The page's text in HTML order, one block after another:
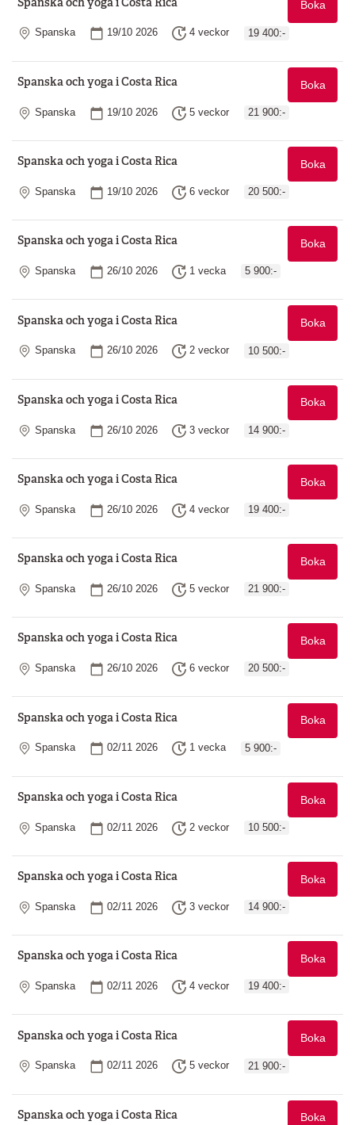
Boka
Plats
Spanska Startdatum
19/10 2026 Längd
4 veckor 19 400:-
Spanska och yoga i Costa Rica Boka
Plats
Spanska Startdatum
19/10 2026 Längd
5 veckor 21 900:-
Spanska och yoga i Costa Rica Boka
Plats
Spanska Startdatum
19/10 2026 Längd
6 veckor 20 500:-
Spanska och yoga i Costa Rica Boka
Plats
Spanska Startdatum
26/10 2026 Längd
1 vecka 5 900:-
Spanska och yoga i Costa Rica Boka
Plats
Spanska Startdatum
26/10 2026 Längd
2 veckor 10 500:-
Spanska och yoga i Costa Rica Boka
Plats
Spanska Startdatum
26/10 2026 Längd
3 veckor 14 900:-
Spanska och yoga i Costa Rica Boka
Plats
Spanska Startdatum
26/10 2026 Längd
4 veckor 19 400:-
Spanska och yoga i Costa Rica Boka
Plats
Spanska Startdatum
26/10 2026 Längd
5 veckor 21 900:-
Spanska och yoga i Costa Rica Boka
Plats
Spanska Startdatum
26/10 2026 Längd
6 veckor 20 500:-
Spanska och yoga i Costa Rica Boka
Plats
Spanska Startdatum
02/11 2026 Längd
1 vecka 5 900:-
Spanska och yoga i Costa Rica Boka
Plats
Spanska Startdatum
02/11 2026 Längd
2 veckor 10 500:-
Spanska och yoga i Costa Rica Boka
Plats
Spanska Startdatum
02/11 2026 Längd
3 veckor 14 900:-
Spanska och yoga i Costa Rica Boka
Plats
Spanska Startdatum
02/11 2026 Längd
4 veckor 19 400:-
Spanska och yoga i Costa Rica Boka
Plats
Spanska Startdatum
02/11 2026 Längd
5 veckor 21 900:-
Spanska och yoga i Costa Rica Boka